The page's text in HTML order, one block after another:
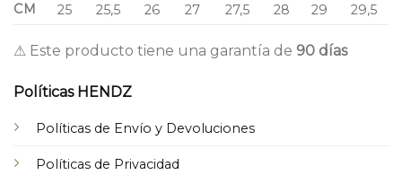
CM
25 25,5 26 27 27,5 28 29 29,5
⚠ Este producto tiene una garantía de 90 días
Políticas HENDZ
Políticas de Envío y Devoluciones
Políticas de Privacidad